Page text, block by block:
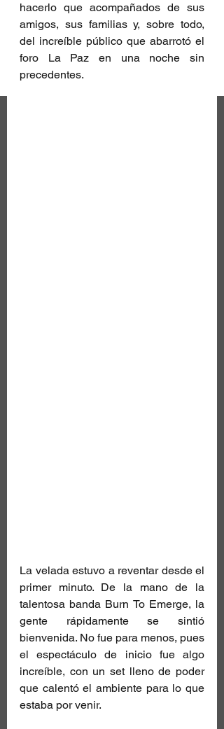
hacerlo que acompañados de sus
amigos, sus familias y, sobre todo,
del increíble público que abarrotó el
foro La Paz en una noche sin
precedentes.
La velada estuvo a reventar desde el
primer minuto. De la mano de la
talentosa banda Burn To Emerge, la
gente rápidamente se sintió
bienvenida. No fue para menos, pues
el espectáculo de inicio fue algo
increíble, con un set lleno de poder
que calentó el ambiente para lo que
estaba por venir.